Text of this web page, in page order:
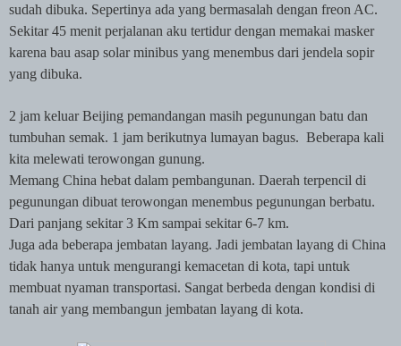
sudah dibuka. Sepertinya ada yang bermasalah dengan freon AC.
Sekitar 45 menit perjalanan aku tertidur dengan memakai masker
karena bau asap solar minibus yang menembus dari jendela sopir
yang dibuka.
2 jam keluar Beijing pemandangan masih pegunungan batu dan
tumbuhan semak. 1 jam berikutnya lumayan bagus. Beberapa kali
kita melewati terowongan gunung.
Memang China hebat dalam pembangunan. Daerah terpencil di
pegunungan dibuat terowongan menembus pegunungan berbatu.
Dari panjang sekitar 3 Km sampai sekitar 6-7 km.
Juga ada beberapa jembatan layang. Jadi jembatan layang di China
tidak hanya untuk mengurangi kemacetan di kota, tapi untuk
membuat nyaman transportasi. Sangat berbeda dengan kondisi di
tanah air yang membangun jembatan layang di kota.